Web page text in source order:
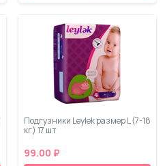
Подгузники Leylеk размер L (7-18
кг) 17 шт
99.00 ₽